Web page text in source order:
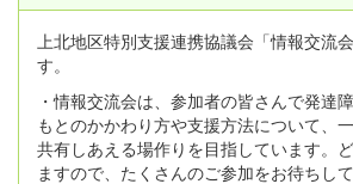
上北地区特別支援連携協議会「情報交流
す。
・情報交流会は、参加者の皆さんで発達
もとのかかわり方や支援方法について、
共有しあえる場作りを目指しています。
ますので、たくさんのご参加をお待ちして